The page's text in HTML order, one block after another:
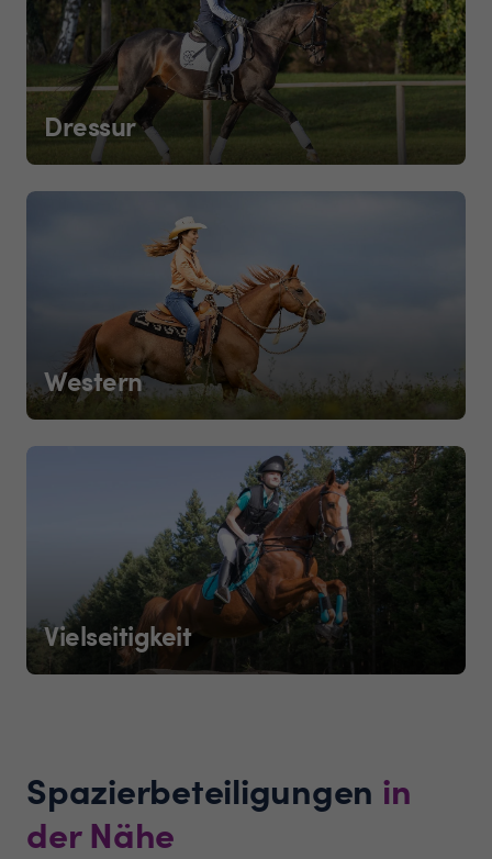
Dressur
Western
Vielseitigkeit
Spazierbeteiligungen in
der Nähe